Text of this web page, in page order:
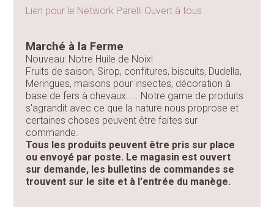
Lien pour le Network Parelli Ouvert à tous
Marché à la Ferme
Nouveau: Notre Huile de Noix!
Fruits de saison, Sirop, confitures, biscuits, Dudella,
Meringues, maisons pour insectes, décoration à
base de fers à chevaux..... Notre game de produits
s'agrandit avec ce que la nature nous proprose et
certaines choses peuvent être faites sur
commande.
Tous les produits peuvent être pris sur place
ou envoyé par poste. Le magasin est ouvert
sur demande, les bulletins de commandes se
trouvent sur le site et à l'entrée du manège.